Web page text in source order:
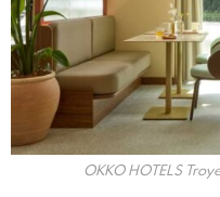
OKKO HOTELS